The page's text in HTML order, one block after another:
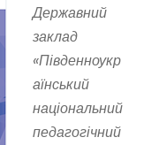
Державний
заклад
«Південноукр
аїнський
національний
педагогічний